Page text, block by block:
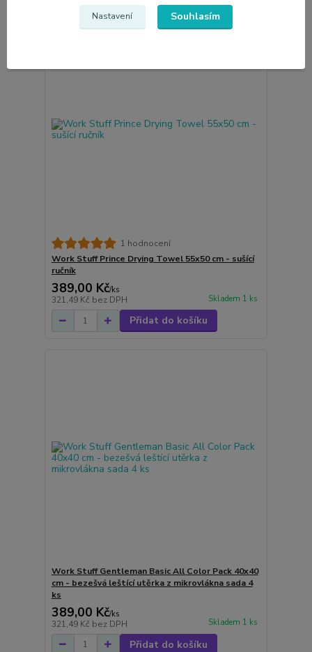
1 hodnocení
Work Stuff Prince Drying Towel 55x50 cm - sušící
ručník
389,00 Kč/ks
321,49 Kč bez DPH Skladem 1 ks
Přidat do košíku
Work Stuff Gentleman Basic All Color Pack 40x40
cm - bezešvá leštící utěrka z mikrovlákna sada 4
ks
389,00 Kč/ks
321,49 Kč bez DPH Skladem 1 ks
Přidat do košíku
Nastavení Souhlasím